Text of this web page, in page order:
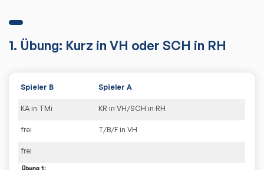
1. Übung: Kurz in VH oder SCH in RH
Spieler B Spieler A
KA in TMi KR in VH/SCH in RH
frei T/B/F in VH
frei